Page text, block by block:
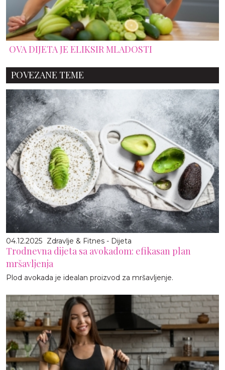
OVA DIJETA JE ELIKSIR MLADOSTI
POVEZANE TEME
04.12.2025 Zdravlje & Fitnes - Dijeta
Trodnevna dijeta sa avokadom: efikasan plan
mršavljenja
Plod avokada je idealan proizvod za mršavljenje.